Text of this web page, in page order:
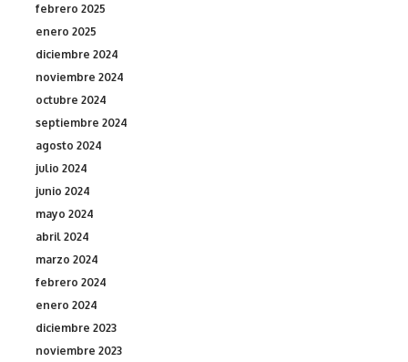
febrero 2025
enero 2025
diciembre 2024
noviembre 2024
octubre 2024
septiembre 2024
agosto 2024
julio 2024
junio 2024
mayo 2024
abril 2024
marzo 2024
febrero 2024
enero 2024
diciembre 2023
noviembre 2023